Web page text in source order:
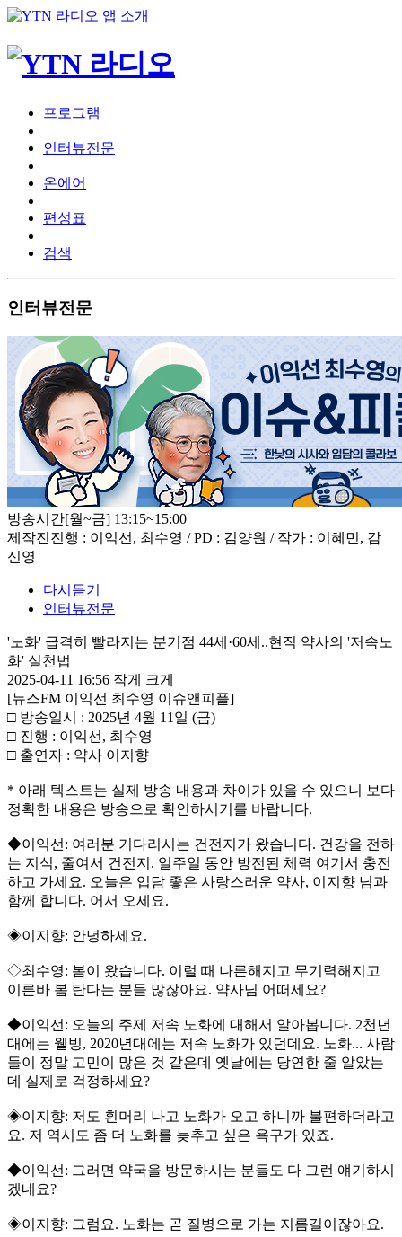
프로그램
인터뷰전문
온에어
편성표
검색
인터뷰전문
방송시간[월~금] 13:15~15:00
제작진진행 : 이익선, 최수영 / PD : 김양원 / 작가 : 이혜민, 감
신영
다시듣기
인터뷰전문
'노화' 급격히 빨라지는 분기점 44세·60세..현직 약사의 '저속노
화' 실천법
2025-04-11 16:56 작게
크게
[뉴스FM 이익선 최수영 이슈앤피플]
□ 방송일시 : 2025년 4월 11일 (금)
□ 진행 : 이익선, 최수영
□ 출연자 : 약사 이지향
* 아래 텍스트는 실제 방송 내용과 차이가 있을 수 있으니 보다
정확한 내용은 방송으로 확인하시기를 바랍니다.
◆이익선: 여러분 기다리시는 건전지가 왔습니다. 건강을 전하
는 지식, 줄여서 건전지. 일주일 동안 방전된 체력 여기서 충전
하고 가세요. 오늘은 입담 좋은 사랑스러운 약사, 이지향 님과
함께 합니다. 어서 오세요.
◈이지향: 안녕하세요.
◇최수영: 봄이 왔습니다. 이럴 때 나른해지고 무기력해지고
이른바 봄 탄다는 분들 많잖아요. 약사님 어떠세요?
◆이익선: 오늘의 주제 저속 노화에 대해서 알아봅니다. 2천년
대에는 웰빙, 2020년대에는 저속 노화가 있던데요. 노화... 사람
들이 정말 고민이 많은 것 같은데 옛날에는 당연한 줄 알았는
데 실제로 걱정하세요?
◈이지향: 저도 흰머리 나고 노화가 오고 하니까 불편하더라고
요. 저 역시도 좀 더 노화를 늦추고 싶은 욕구가 있죠.
◆이익선: 그러면 약국을 방문하시는 분들도 다 그런 얘기하시
겠네요?
◈이지향: 그럼요. 노화는 곧 질병으로 가는 지름길이잖아요.